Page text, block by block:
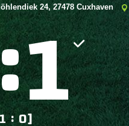
24, 27478 Cuxhaven

: 0]